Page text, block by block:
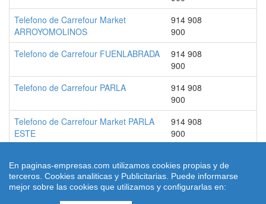
Telefono de Carrefour Market
ARROYOMOLINOS
914 908
900
Telefono de Carrefour FUENLABRADA
914 908
900
Telefono de Carrefour PARLA
914 908
900
Telefono de Carrefour Market PARLA
ESTE
914 908
900
© 2026 paginas-empresas.com
En paginas-empresas.com utilizamos cookies propias y de
terceros. Cookies analiticas y Publicitarias. Puede informarse
mejor sobre las cookies que utilizamos y configurarlas en: